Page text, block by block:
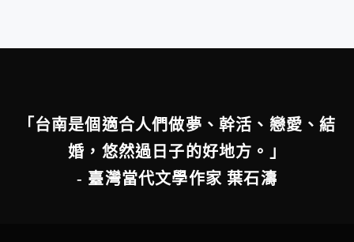
「台南是個適合人們做夢、幹活、戀愛、結
婚，悠然過日子的好地方。」
- 臺灣當代文學作家 葉石濤